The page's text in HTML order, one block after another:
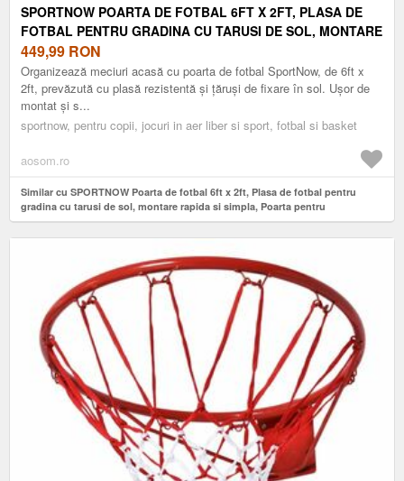
SPORTNOW POARTA DE FOTBAL 6FT X 2FT, PLASA DE
FOTBAL PENTRU GRADINA CU TARUSI DE SOL, MONTARE
RAPIDA SI SIMPLA, POARTA PENTRU ANTRENAMENT
449,99 RON
Organizează meciuri acasă cu poarta de fotbal SportNow, de 6ft x
2ft, prevăzută cu plasă rezistentă și țăruși de fixare în sol. Ușor de
montat și s...
sportnow, pentru copii, jocuri in aer liber si sport, fotbal si basket
aosom.ro
Similar cu SPORTNOW Poarta de fotbal 6ft x 2ft, Plasa de fotbal pentru
gradina cu tarusi de sol, montare rapida si simpla, Poarta pentru
antrenament